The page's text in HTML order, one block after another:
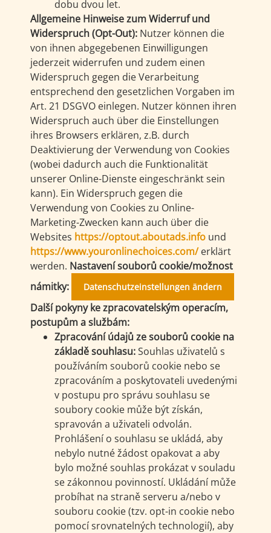
dobu dvou let.
Allgemeine Hinweise zum Widerruf und
Widerspruch (Opt-Out): Nutzer können die
von ihnen abgegebenen Einwilligungen
jederzeit widerrufen und zudem einen
Widerspruch gegen die Verarbeitung
entsprechend den gesetzlichen Vorgaben im
Art. 21 DSGVO einlegen. Nutzer können ihren
Widerspruch auch über die Einstellungen
ihres Browsers erklären, z.B. durch
Deaktivierung der Verwendung von Cookies
(wobei dadurch auch die Funktionalität
unserer Online-Dienste eingeschränkt sein
kann). Ein Widerspruch gegen die
Verwendung von Cookies zu Online-
Marketing-Zwecken kann auch über die
Websites https://optout.aboutads.info und
https://www.youronlinechoices.com/erklärt
werden. Nastavení souborů cookie/možnost
námitky:
Datenschutzeinstellungen ändern
Další pokyny ke zpracovatelským operacím,
postupům a službám:
Zpracování údajů ze souborů cookie na
základě souhlasu:Souhlas uživatelů s
používáním souborů cookie nebo se
zpracováním a poskytovateli uvedenými
v postupu pro správu souhlasu se
soubory cookie může být získán,
spravován a uživateli odvolán.
Prohlášení o souhlasu se ukládá, aby
nebylo nutné žádost opakovat a aby
bylo možné souhlas prokázat v souladu
se zákonnou povinností. Ukládání může
probíhat na straně serveru a/nebo v
souboru cookie (tzv. opt-in cookie nebo
pomocí srovnatelných technologií), aby